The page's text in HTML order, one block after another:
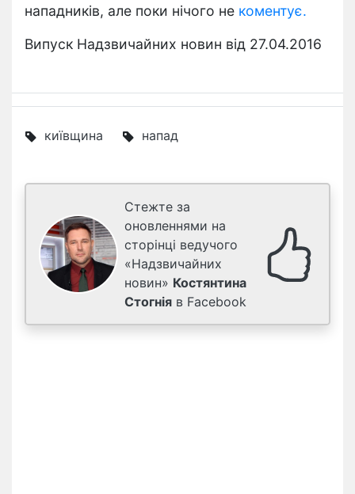
нападників, але поки нічого не коментує.
Випуск Надзвичайних новин від 27.04.2016
київщина напад
Стежте за
оновленнями на
сторінці ведучого
«Надзвичайних
новин» Костянтина
Стогнія в Facebook